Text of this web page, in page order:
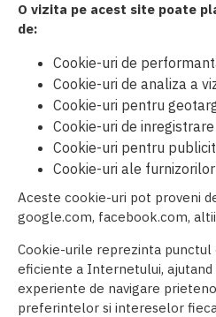
O vizita pe acest site poate
de:
Cookie-uri de
Cookie-uri de analiza a
Cookie-uri pentru
Cookie-uri de inregistrare
Cookie-uri pentru
Cookie-uri ale
Aceste cookie-uri pot proveni
google.com, facebook.com,
Cookie-urile reprezinta
eficiente a Internetului, ajutand
experiente de navigare
preferintelor si intereselor